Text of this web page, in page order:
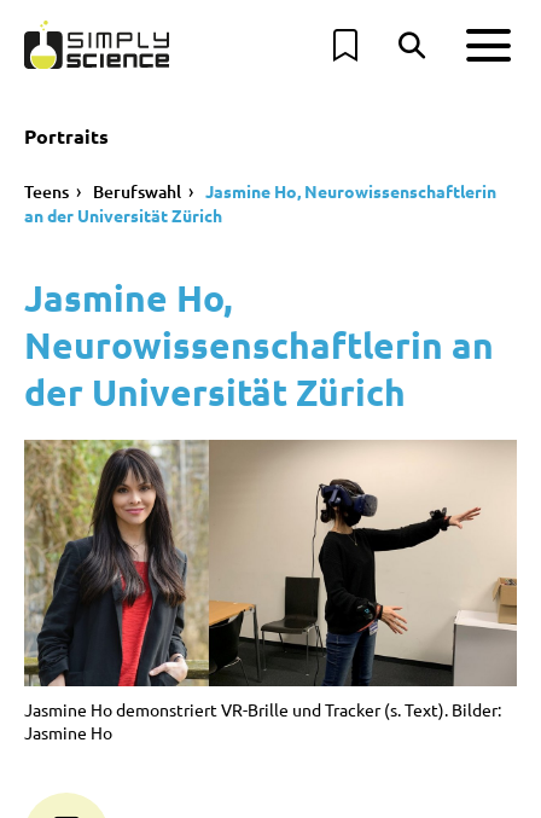
Portraits
Teens Berufswahl
Jasmine Ho, Neurowissenschaftlerin
an der Universität Zürich
Jasmine Ho,
Neurowissenschaftlerin an
der Universität Zürich
Jasmine Ho demonstriert VR-Brille und Tracker (s. Text). Bilder:
Jasmine Ho